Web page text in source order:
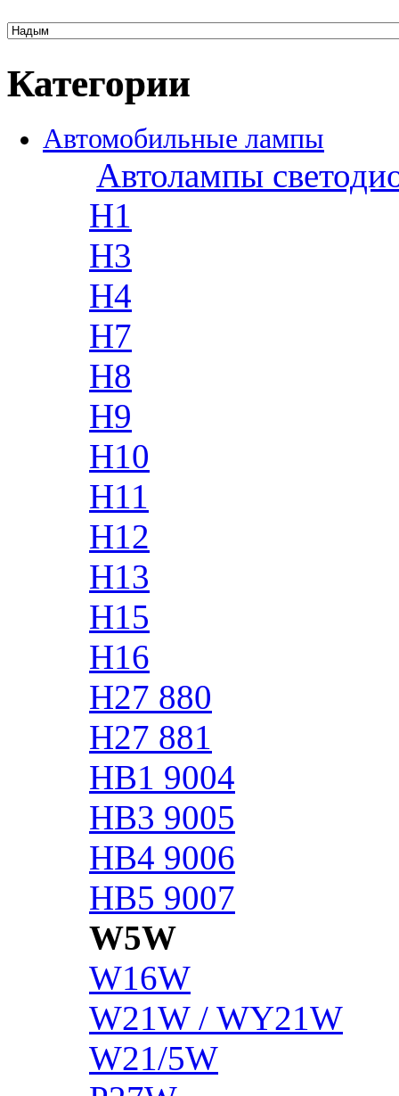
Категории
Автомобильные лампы
Автолампы
H1
H3
H4
H7
H8
H9
H10
H11
H12
H13
H15
H16
H27 880
H27 881
HB1 9004
HB3 9005
HB4 9006
HB5 9007
W5W
W16W
W21W / WY21W
W21/5W